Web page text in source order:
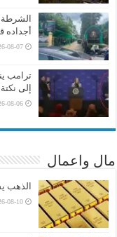
الشرطة
أجداده
08-07
ترامب
إلى
08-06
مال واعمال
الذهب
08-10